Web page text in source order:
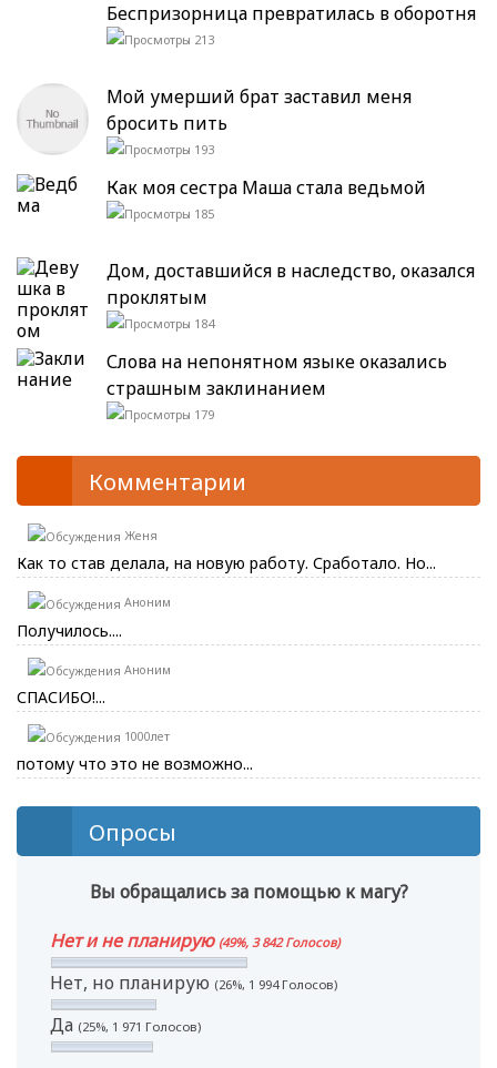
Беспризорница превратилась в оборотня
213
Мой умерший брат заставил меня
бросить пить
193
Как моя сестра Маша стала ведьмой
185
Дом, доставшийся в наследство, оказался
проклятым
184
Слова на непонятном языке оказались
страшным заклинанием
179
Комментарии
Женя
Как то став делала, на новую работу. Сработало. Но...
Аноним
Получилось....
Аноним
СПАСИБО!...
1000лет
потому что это не возможно...
Опросы
Вы обращались за помощью к магу?
Нет и не планирую (49%, 3 842 Голосов)
Нет, но планирую (26%, 1 994 Голосов)
Да (25%, 1 971 Голосов)